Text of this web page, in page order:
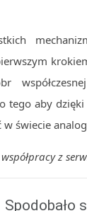
tego aby
w świecie
z
Spodobało